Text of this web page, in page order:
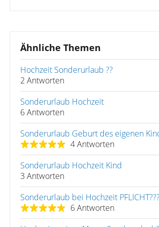
Ähnliche Themen
Hochzeit Sonderurlaub ??
2 Antworten
Sonderurlaub Hochzeit
6 Antworten
Sonderurlaub Geburt des eigenen
4 Antworten
Sonderurlaub Hochzeit Kind
3 Antworten
Sonderurlaub bei Hochzeit PFLICHT???
6 Antworten